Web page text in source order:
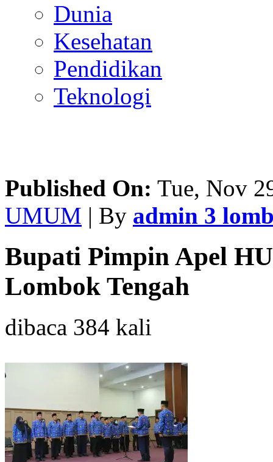
Dunia
Kesehatan
Pendidikan
Teknologi
Published On: Tue, Nov
UMUM | By admin 3
Bupati Pimpin Apel
Lombok Tengah
dibaca 384 kali